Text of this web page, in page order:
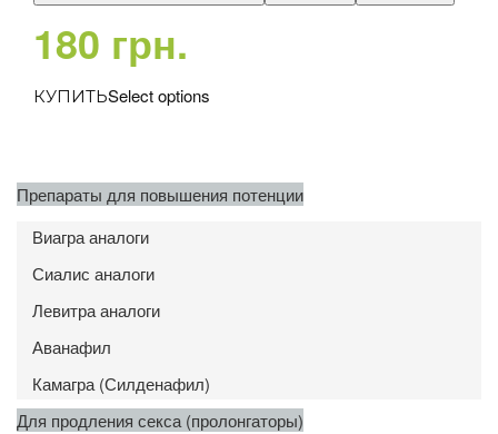
180 грн.
Select options
Препараты для повышения потенции
Виагра аналоги
Сиалис аналоги
Левитра аналоги
Аванафил
Камагра (Силденафил)
Для продления секса (пролонгаторы)